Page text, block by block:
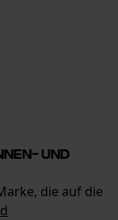
und
die auf die